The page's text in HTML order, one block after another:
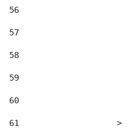
56
57
58
59
60
61
                    >